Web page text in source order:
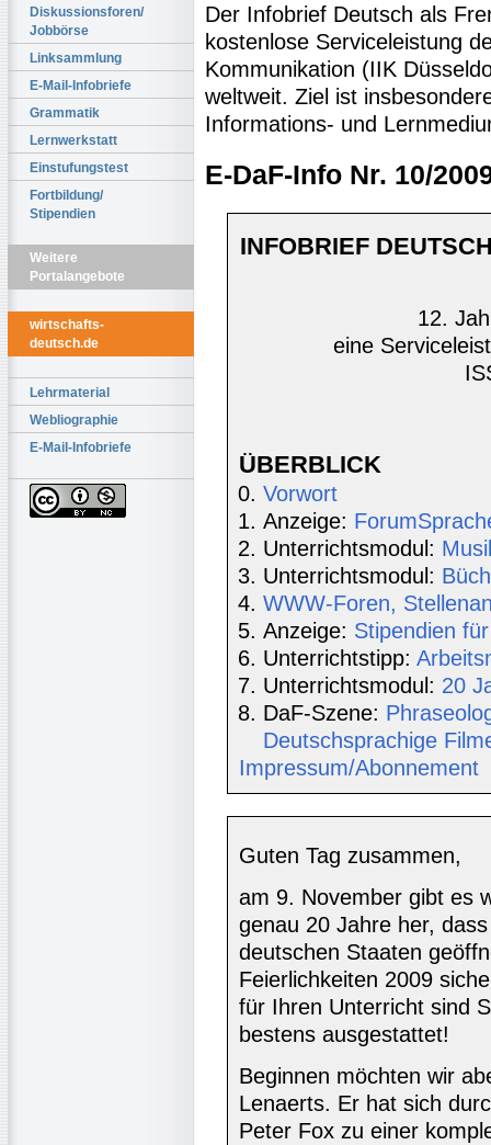
Diskussionsforen/
Jobbörse
Linksammlung
E-Mail-Infobriefe
Grammatik
Lernwerkstatt
Einstufungstest
Fortbildung/
Stipendien
Weitere
Portalangebote
wirtschafts-
deutsch.de
Lehrmaterial
Webliographie
E-Mail-Infobriefe
Der Infobrief Deutsch als
kostenlose Serviceleistung
Kommunikation (IIK
weltweit. Ziel ist
Informations- und
E-DaF-Info Nr. 10/
INFOBRIEF
12.
eine
ÜBERBLICK
Vorwort
Anzeige:
Unterrichtsmodul:
Unterrichtsmodul:
WWW-Foren,
Anzeige: Stipendien
Unterrichtstipp:
Unterrichtsmodul: 20
DaF-Szene:
Deutschsprachige
Impressum/Abonnement
Guten Tag zusammen,
am 9. November gibt es
genau 20 Jahre her,
deutschen Staaten
Feierlichkeiten 2009
für Ihren Unterricht sind
bestens ausgestattet!
Beginnen möchten wir
Lenaerts. Er hat sich
Peter Fox zu einer